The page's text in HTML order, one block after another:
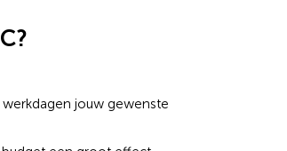
jouw gewenste